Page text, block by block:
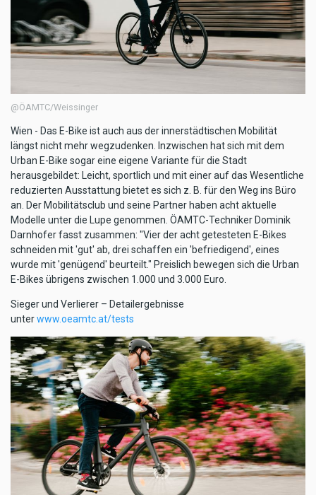
@ÖAMTC/Weissinger
Wien - Das E-Bike ist auch aus der innerstädtischen Mobilität
längst nicht mehr wegzudenken. Inzwischen hat sich mit dem
Urban E-Bike sogar eine eigene Variante für die Stadt
herausgebildet: Leicht, sportlich und mit einer auf das Wesentliche
reduzierten Ausstattung bietet es sich z. B. für den Weg ins Büro
an. Der Mobilitätsclub und seine Partner haben acht aktuelle
Modelle unter die Lupe genommen. ÖAMTC-Techniker Dominik
Darnhofer fasst zusammen: "Vier der acht getesteten E-Bikes
schneiden mit 'gut' ab, drei schaffen ein 'befriedigend', eines
wurde mit 'genügend' beurteilt." Preislich bewegen sich die Urban
E-Bikes übrigens zwischen 1.000 und 3.000 Euro.
Sieger und Verlierer – Detailergebnisse
unterwww.oeamtc.at/tests